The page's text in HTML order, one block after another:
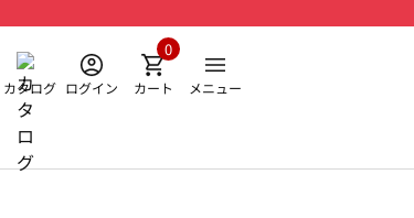
カタログ ログイン カート
0
メニュー